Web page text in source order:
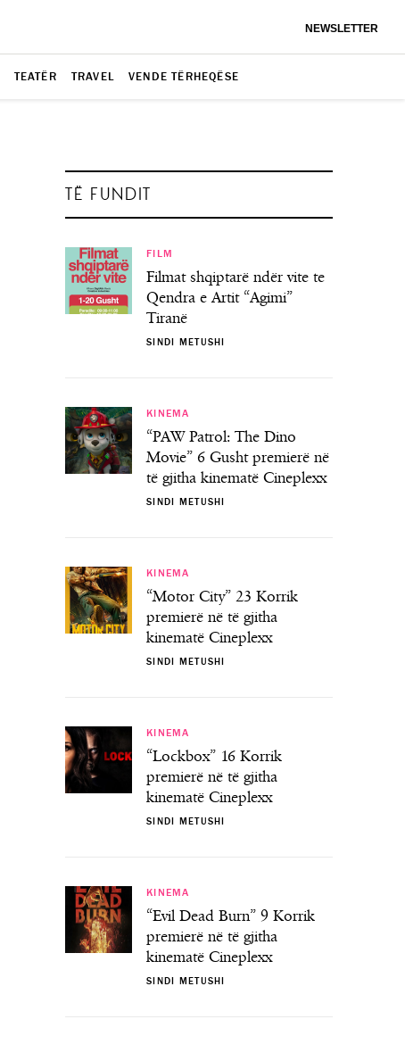
NEWSLETTER
TEATËR TRAVEL VENDE TËRHEQËSE
TË FUNDIT
FILM
Filmat shqiptarë ndër vite te
Qendra e Artit “Agimi”
Tiranë
SINDI METUSHI
KINEMA
“PAW Patrol: The Dino
Movie” 6 Gusht premierë në
të gjitha kinematë Cineplexx
SINDI METUSHI
KINEMA
“Motor City” 23 Korrik
premierë në të gjitha
kinematë Cineplexx
SINDI METUSHI
KINEMA
“Lockbox” 16 Korrik
premierë në të gjitha
kinematë Cineplexx
SINDI METUSHI
KINEMA
“Evil Dead Burn” 9 Korrik
premierë në të gjitha
kinematë Cineplexx
SINDI METUSHI